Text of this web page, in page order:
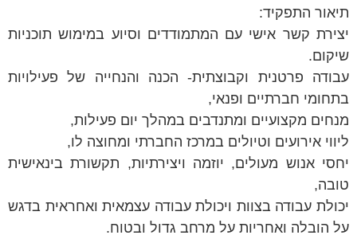
תיאור התפקיד:
יצירת קשר אישי עם המתמודדים וסיוע במימוש תוכניות
שיקום.
עבודה פרטנית וקבוצתית- הכנה והנחייה של פעילויות
בתחומי חברתיים ופנאי,
מנחים מקצועיים ומתנדבים במהלך יום פעילות,
ליווי אירועים וטיולים במרכז החברתי ומחוצה לו,
יחסי אנוש מעולים, יוזמה ויצירתיות, תקשורת בינאישית
טובה,
יכולת עבודה בצוות ויכולת עבודה עצמאית ואחראית בדגש
על הובלה ואחריות על מרחב גדול ובטוח.